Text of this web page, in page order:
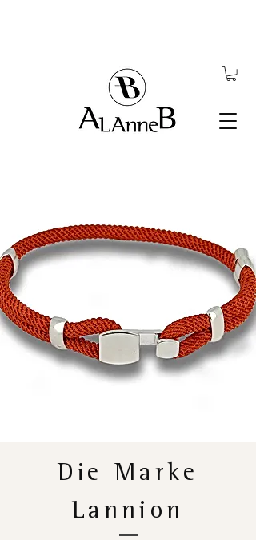
Die Marke
Lannion